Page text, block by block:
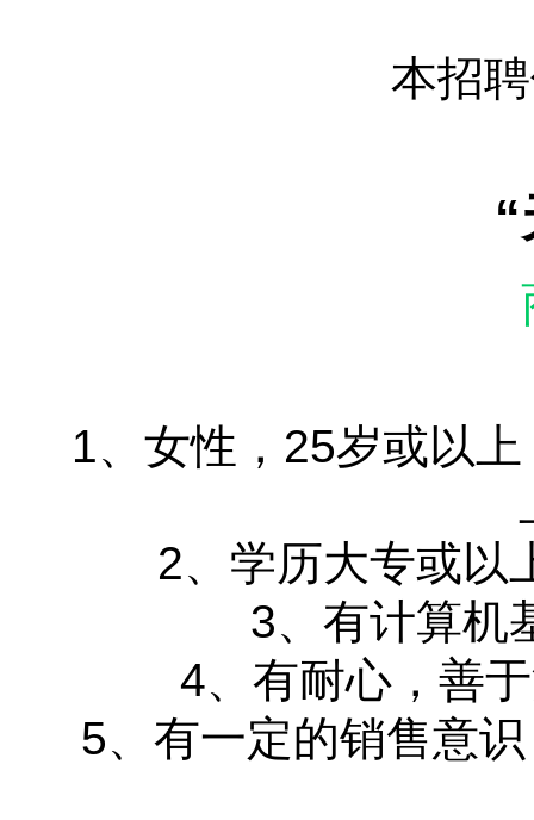
本招
1、女性，25岁或以
2、学历大专或以
3、有计算机
4、有耐心，善
5、有一定的销售意